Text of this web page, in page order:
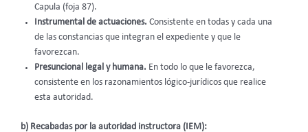
Capula (foja 87).
Instrumental de actuaciones. Consistente en todas y cada una
de las constancias que integran el expediente y que le
favorezcan.
Presuncional legal y humana. En todo lo que le favorezca,
consistente en los razonamientos lógico-jurídicos que realice
esta autoridad.
b) Recabadas por la autoridad instructora (IEM):